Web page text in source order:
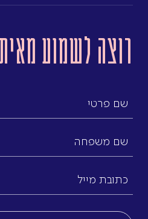
רוצה לשמוע
פרטי
משפחה
מייל